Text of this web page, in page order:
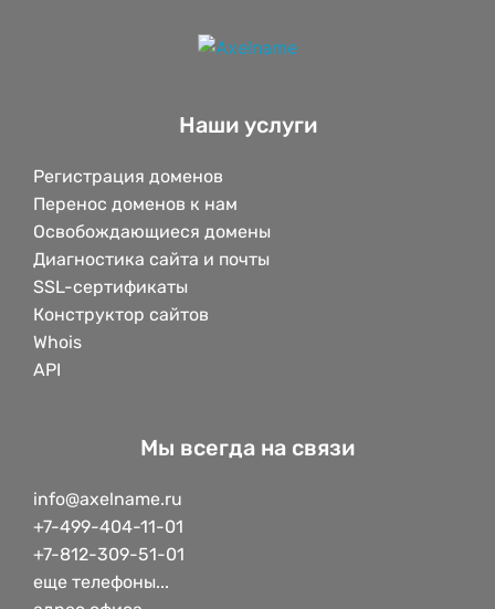
Наши услуги
Регистрация доменов
Перенос доменов к нам
Освобождающиеся домены
Диагностика сайта и почты
SSL-сертификаты
Конструктор сайтов
Whois
API
Мы всегда на связи
info@axelname.ru
+7-499-404-11-01
+7-812-309-51-01
еще телефоны...